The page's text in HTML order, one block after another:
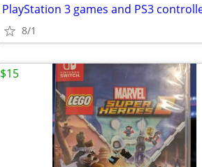
PlayStation 3 games and PS3
8/1
$15